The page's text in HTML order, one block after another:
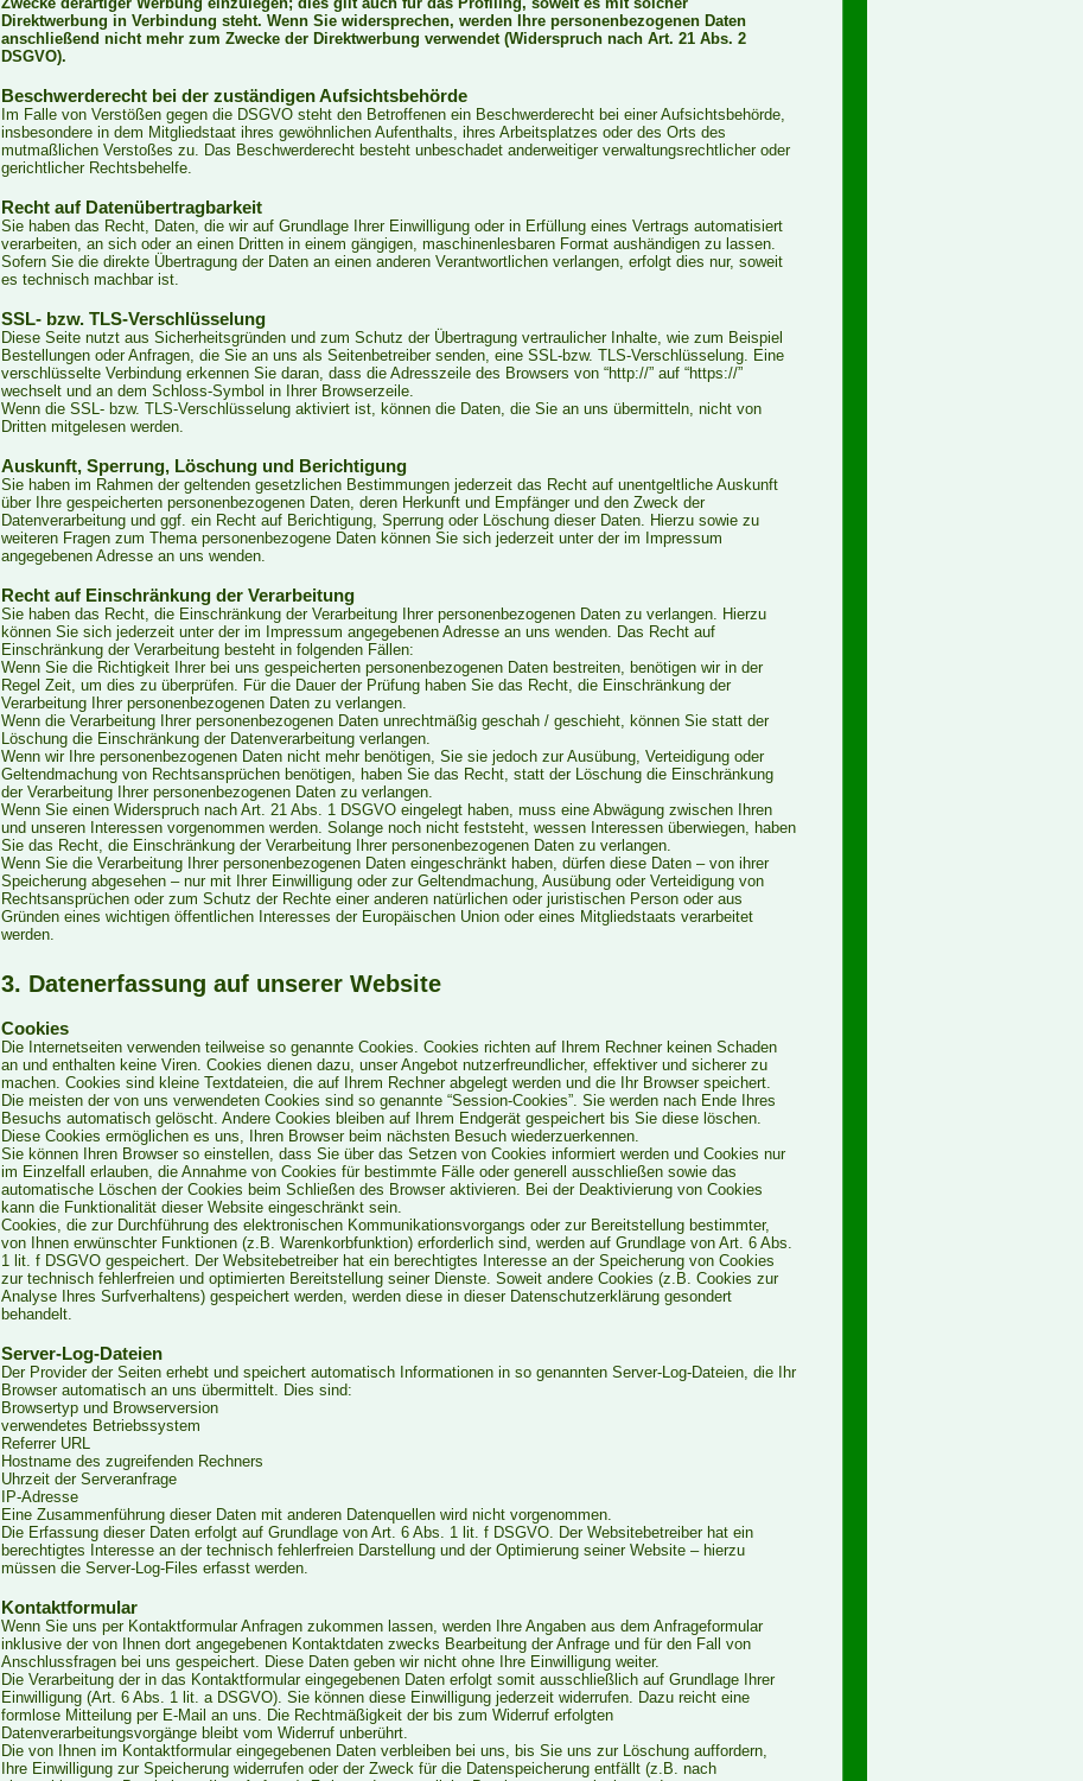
Direktwerbung in Verbindung steht. Wenn Sie widersprechen, werden Ihre personenbezogenen Daten
anschließend nicht mehr zum Zwecke der Direktwerbung verwendet (Widerspruch nach Art. 21 Abs. 2
DSGVO).
Beschwerderecht bei der zuständigen Aufsichtsbehörde
Im Falle von Verstößen gegen die DSGVO steht den Betroffenen ein Beschwerderecht bei einer Aufsichtsbehörde,
insbesondere in dem Mitgliedstaat ihres gewöhnlichen Aufenthalts, ihres Arbeitsplatzes oder des Orts des
mutmaßlichen Verstoßes zu. Das Beschwerderecht besteht unbeschadet anderweitiger verwaltungsrechtlicher oder
gerichtlicher Rechtsbehelfe.
Recht auf Datenübertragbarkeit
Sie haben das Recht, Daten, die wir auf Grundlage Ihrer Einwilligung oder in Erfüllung eines Vertrags automatisiert
verarbeiten, an sich oder an einen Dritten in einem gängigen, maschinenlesbaren Format aushändigen zu lassen.
Sofern Sie die direkte Übertragung der Daten an einen anderen Verantwortlichen verlangen, erfolgt dies nur, soweit
es technisch machbar ist.
SSL- bzw. TLS-Verschlüsselung
Diese Seite nutzt aus Sicherheitsgründen und zum Schutz der Übertragung vertraulicher Inhalte, wie zum Beispiel
Bestellungen oder Anfragen, die Sie an uns als Seitenbetreiber senden, eine SSL-bzw. TLS-Verschlüsselung. Eine
verschlüsselte Verbindung erkennen Sie daran, dass die Adresszeile des Browsers von “http://” auf “https://”
wechselt und an dem Schloss-Symbol in Ihrer Browserzeile.
Wenn die SSL- bzw. TLS-Verschlüsselung aktiviert ist, können die Daten, die Sie an uns übermitteln, nicht von
Dritten mitgelesen werden.
Auskunft, Sperrung, Löschung und Berichtigung
Sie haben im Rahmen der geltenden gesetzlichen Bestimmungen jederzeit das Recht auf unentgeltliche Auskunft
über Ihre gespeicherten personenbezogenen Daten, deren Herkunft und Empfänger und den Zweck der
Datenverarbeitung und ggf. ein Recht auf Berichtigung, Sperrung oder Löschung dieser Daten. Hierzu sowie zu
weiteren Fragen zum Thema personenbezogene Daten können Sie sich jederzeit unter der im Impressum
angegebenen Adresse an uns wenden.
Recht auf Einschränkung der Verarbeitung
Sie haben das Recht, die Einschränkung der Verarbeitung Ihrer personenbezogenen Daten zu verlangen. Hierzu
können Sie sich jederzeit unter der im Impressum angegebenen Adresse an uns wenden. Das Recht auf
Einschränkung der Verarbeitung besteht in folgenden Fällen:
Wenn Sie die Richtigkeit Ihrer bei uns gespeicherten personenbezogenen Daten bestreiten, benötigen wir in der
Regel Zeit, um dies zu überprüfen. Für die Dauer der Prüfung haben Sie das Recht, die Einschränkung der
Verarbeitung Ihrer personenbezogenen Daten zu verlangen.
Wenn die Verarbeitung Ihrer personenbezogenen Daten unrechtmäßig geschah / geschieht, können Sie statt der
Löschung die Einschränkung der Datenverarbeitung verlangen.
Wenn wir Ihre personenbezogenen Daten nicht mehr benötigen, Sie sie jedoch zur Ausübung, Verteidigung oder
Geltendmachung von Rechtsansprüchen benötigen, haben Sie das Recht, statt der Löschung die Einschränkung
der Verarbeitung Ihrer personenbezogenen Daten zu verlangen.
Wenn Sie einen Widerspruch nach Art. 21 Abs. 1 DSGVO eingelegt haben, muss eine Abwägung zwischen Ihren
und unseren Interessen vorgenommen werden. Solange noch nicht feststeht, wessen Interessen überwiegen, haben
Sie das Recht, die Einschränkung der Verarbeitung Ihrer personenbezogenen Daten zu verlangen.
Wenn Sie die Verarbeitung Ihrer personenbezogenen Daten eingeschränkt haben, dürfen diese Daten – von ihrer
Speicherung abgesehen – nur mit Ihrer Einwilligung oder zur Geltendmachung, Ausübung oder Verteidigung von
Rechtsansprüchen oder zum Schutz der Rechte einer anderen natürlichen oder juristischen Person oder aus
Gründen eines wichtigen öffentlichen Interesses der Europäischen Union oder eines Mitgliedstaats verarbeitet
werden.
3. Datenerfassung auf unserer Website
Cookies
Die Internetseiten verwenden teilweise so genannte Cookies. Cookies richten auf Ihrem Rechner keinen Schaden
an und enthalten keine Viren. Cookies dienen dazu, unser Angebot nutzerfreundlicher, effektiver und sicherer zu
machen. Cookies sind kleine Textdateien, die auf Ihrem Rechner abgelegt werden und die Ihr Browser speichert.
Die meisten der von uns verwendeten Cookies sind so genannte “Session-Cookies”. Sie werden nach Ende Ihres
Besuchs automatisch gelöscht. Andere Cookies bleiben auf Ihrem Endgerät gespeichert bis Sie diese löschen.
Diese Cookies ermöglichen es uns, Ihren Browser beim nächsten Besuch wiederzuerkennen.
Sie können Ihren Browser so einstellen, dass Sie über das Setzen von Cookies informiert werden und Cookies nur
im Einzelfall erlauben, die Annahme von Cookies für bestimmte Fälle oder generell ausschließen sowie das
automatische Löschen der Cookies beim Schließen des Browser aktivieren. Bei der Deaktivierung von Cookies
kann die Funktionalität dieser Website eingeschränkt sein.
Cookies, die zur Durchführung des elektronischen Kommunikationsvorgangs oder zur Bereitstellung bestimmter,
von Ihnen erwünschter Funktionen (z.B. Warenkorbfunktion) erforderlich sind, werden auf Grundlage von Art. 6 Abs.
1 lit. f DSGVO gespeichert. Der Websitebetreiber hat ein berechtigtes Interesse an der Speicherung von Cookies
zur technisch fehlerfreien und optimierten Bereitstellung seiner Dienste. Soweit andere Cookies (z.B. Cookies zur
Analyse Ihres Surfverhaltens) gespeichert werden, werden diese in dieser Datenschutzerklärung gesondert
behandelt.
Server-Log-Dateien
Der Provider der Seiten erhebt und speichert automatisch Informationen in so genannten Server-Log-Dateien, die Ihr
Browser automatisch an uns übermittelt. Dies sind:
Browsertyp und Browserversion
verwendetes Betriebssystem
Referrer URL
Hostname des zugreifenden Rechners
Uhrzeit der Serveranfrage
IP-Adresse
Eine Zusammenführung dieser Daten mit anderen Datenquellen wird nicht vorgenommen.
Die Erfassung dieser Daten erfolgt auf Grundlage von Art. 6 Abs. 1 lit. f DSGVO. Der Websitebetreiber hat ein
berechtigtes Interesse an der technisch fehlerfreien Darstellung und der Optimierung seiner Website – hierzu
müssen die Server-Log-Files erfasst werden.
Kontaktformular
Wenn Sie uns per Kontaktformular Anfragen zukommen lassen, werden Ihre Angaben aus dem Anfrageformular
inklusive der von Ihnen dort angegebenen Kontaktdaten zwecks Bearbeitung der Anfrage und für den Fall von
Anschlussfragen bei uns gespeichert. Diese Daten geben wir nicht ohne Ihre Einwilligung weiter.
Die Verarbeitung der in das Kontaktformular eingegebenen Daten erfolgt somit ausschließlich auf Grundlage Ihrer
Einwilligung (Art. 6 Abs. 1 lit. a DSGVO). Sie können diese Einwilligung jederzeit widerrufen. Dazu reicht eine
formlose Mitteilung per E-Mail an uns. Die Rechtmäßigkeit der bis zum Widerruf erfolgten
Datenverarbeitungsvorgänge bleibt vom Widerruf unberührt.
Die von Ihnen im Kontaktformular eingegebenen Daten verbleiben bei uns, bis Sie uns zur Löschung auffordern,
Ihre Einwilligung zur Speicherung widerrufen oder der Zweck für die Datenspeicherung entfällt (z.B. nach